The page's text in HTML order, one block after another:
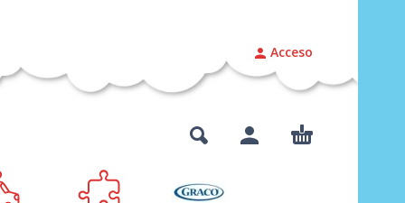
Acceso